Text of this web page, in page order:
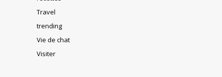
Travel
trending
Vie de chat
Visiter